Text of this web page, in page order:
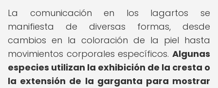
La comunicación en los lagartos se
manifiesta de diversas formas, desde
cambios en la coloración de la piel hasta
movimientos corporales específicos. Algunas
especies utilizan la exhibición de la cresta o
la extensión de la garganta para mostrar